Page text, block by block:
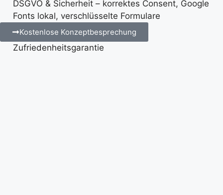
DSGVO & Sicherheit – korrektes Consent, Google
Fonts lokal, verschlüsselte Formulare
Kostenlose Konzeptbesprechung
Zufriedenheitsgarantie